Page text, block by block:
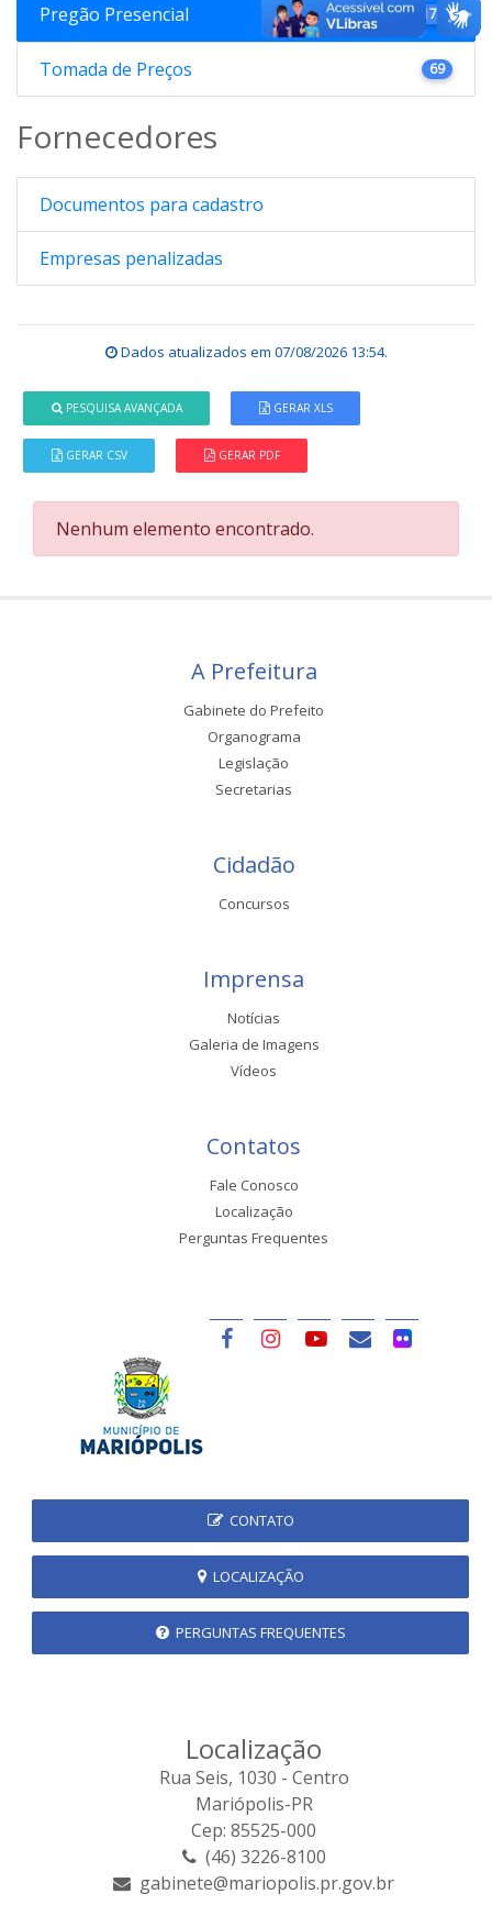
Pregão Presencial 176
Tomada de Preços 69
Fornecedores
Documentos para cadastro
Empresas penalizadas
Dados atualizados em 07/08/2026 13:54.
PESQUISA AVANÇADA GERAR XLS
GERAR CSV GERAR PDF
Nenhum elemento encontrado.
A Prefeitura
Gabinete do Prefeito
Organograma
Legislação
Secretarias
Cidadão
Concursos
Imprensa
Notícias
Galeria de Imagens
Vídeos
Contatos
Fale Conosco
Localização
Perguntas Frequentes
CONTATO
LOCALIZAÇÃO
PERGUNTAS FREQUENTES
Localização
Rua Seis, 1030 - Centro
Mariópolis-PR
Cep: 85525-000
(46) 3226-8100
gabinete@mariopolis.pr.gov.br